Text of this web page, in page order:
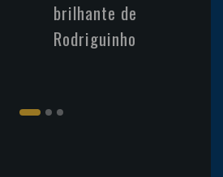
brilhante de
Rodriguinho